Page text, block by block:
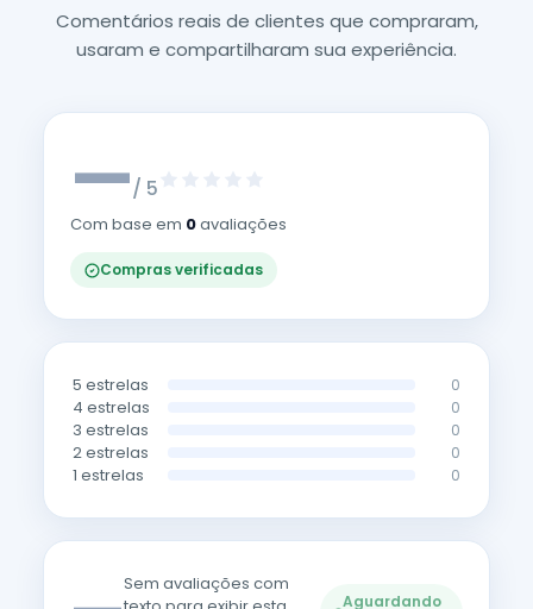
Comentários reais de clientes que compraram,
usaram e compartilharam sua experiência.
—/ 5
Com base em 0avaliações
Compras verificadas
5 estrelas 0
4 estrelas 0
3 estrelas 0
2 estrelas 0
1 estrelas 0
Sem avaliações com
Aguardando